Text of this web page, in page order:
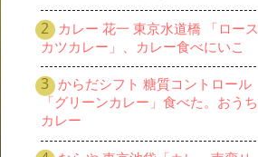
カレー 花一 東京水道橋 「ロース
カツカレー」、カレー食べにいこ
からだシフト 糖質コントロール
「グリーンカレー」食べた。おうち
カレー